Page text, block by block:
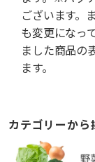
ございます。
も変更になっ
ました商品の
ます。
カテゴリーから